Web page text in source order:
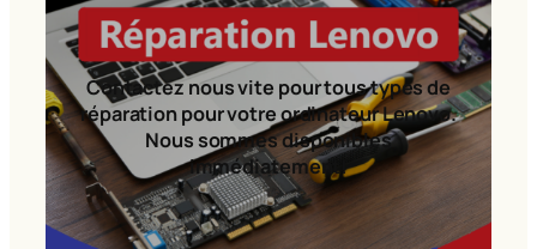
Contactez nous vite pour tous types de
réparation pour votre ordinateur Lenovo.
Nous sommes disponibles
immédiatement!